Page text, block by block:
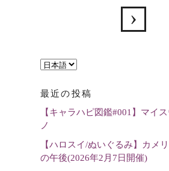
言
を
選
最近の投稿
【キャラハピ図鑑#001】マイ
ノ
【ハロスイ/ぬいぐるみ】カメ
の午後(2026年2月7日開催)